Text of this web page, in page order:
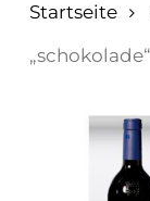
Startseite
„schokolade“